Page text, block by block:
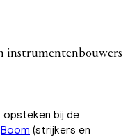
instrumentenbouwers
opsteken bij de
Boom (strijkers en